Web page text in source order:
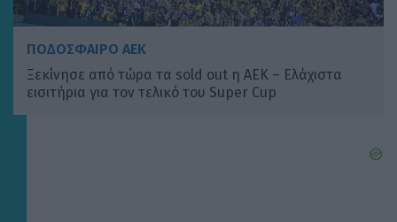
ΠΟΔΟΣΦΑΙΡΟ ΑΕΚ
Ξεκίνησε από τώρα τα sold out η ΑΕΚ – Ελάχιστα
εισιτήρια για τον τελικό του Super Cup